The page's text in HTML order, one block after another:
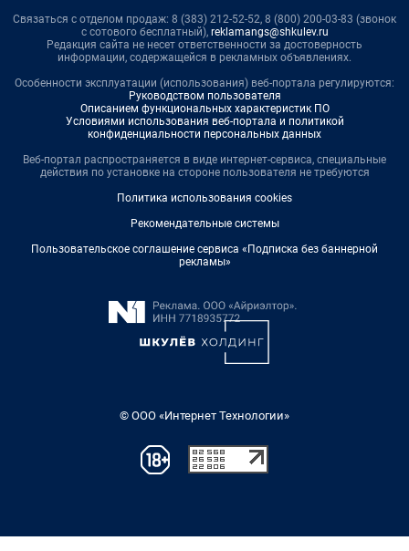
Связаться с отделом продаж: 8 (383) 212-52-52, 8 (800) 200-03-83 (звонок
с сотового бесплатный), reklamangs@shkulev.ru
Редакция сайта не несет ответственности за достоверность
информации, содержащейся в рекламных объявлениях.
Особенности эксплуатации (использования) веб-портала регулируются:
Руководством пользователя
Описанием функциональных характеристик ПО
Условиями использования веб-портала и политикой
конфиденциальности персональных данных
Веб-портал распространяется в виде интернет-сервиса, специальные
действия по установке на стороне пользователя не требуются
Политика использования cookies
Рекомендательные системы
Пользовательское соглашение сервиса «Подписка без баннерной
рекламы»
© ООО «Интернет Технологии»